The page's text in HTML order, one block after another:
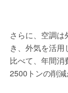
さらに、空調
き、外気を活用
比べて、年間消
2500トンの削減